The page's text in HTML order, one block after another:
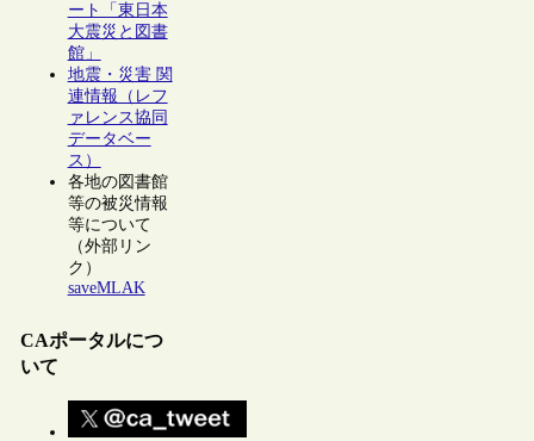
ート「東日本
大震災と図書
館」
地震・災害 関
連情報（レフ
ァレンス協同
データベー
ス）
各地の図書館
等の被災情報
等について
（外部リン
ク）
saveMLAK
CAポータルにつ
いて